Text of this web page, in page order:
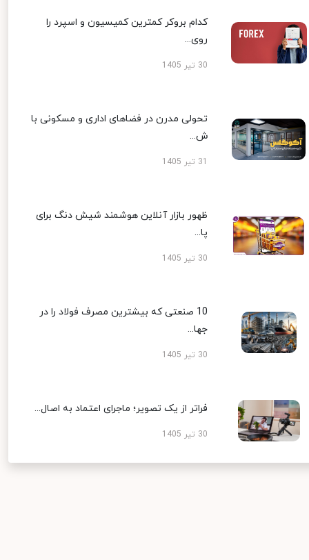
کدام بروکر کمترین کمیسیون و اسپرد را
روی...
30 تیر 1405
تحولی مدرن در فضاهای اداری و مسکونی با
ش...
ظهور بازار آنلاین هوشمند شیش دنگ برای
پا...
30 تیر 1405
10 صنعتی که بیشترین مصرف فولاد را در
جها...
30 تیر 1405
فراتر از یک تصویر؛ ماجرای اعتماد به اصال...
30 تیر 1405